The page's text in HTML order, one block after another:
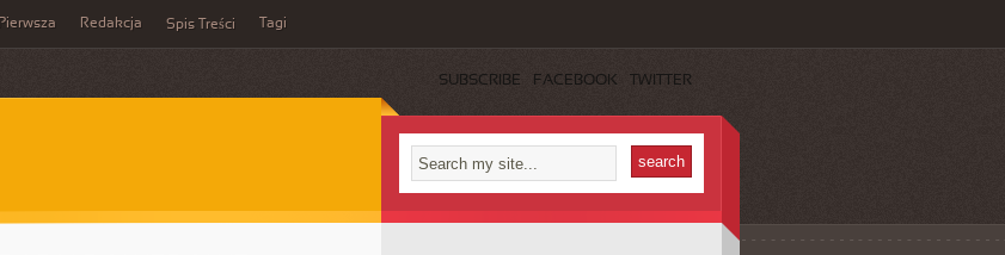
Pierwsza Redakcja Spis Treści Tagi
SUBSCRIBE FACEBOOK TWITTER